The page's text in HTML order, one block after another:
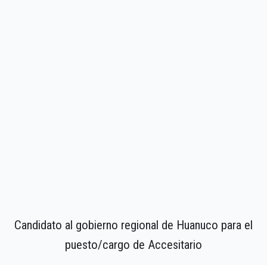
Candidato al gobierno regional de Huanuco para el
puesto/cargo de Accesitario